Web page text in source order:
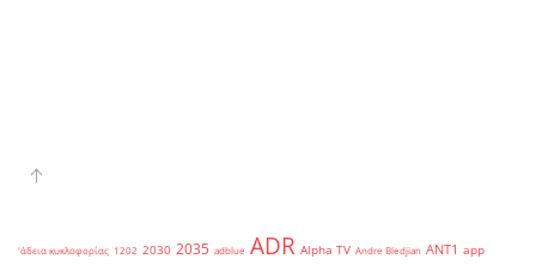
'άδεια κυκλοφορίας 1202 2030 2035 adblue ADR Alpha TV Andre Bledjian ANT1 app